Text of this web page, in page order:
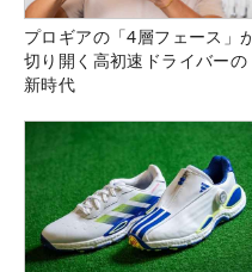
プロギアの「4層フェース」
切り開く高初速ドライバーの
新時代